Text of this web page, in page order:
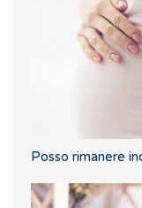
Posso rimanere